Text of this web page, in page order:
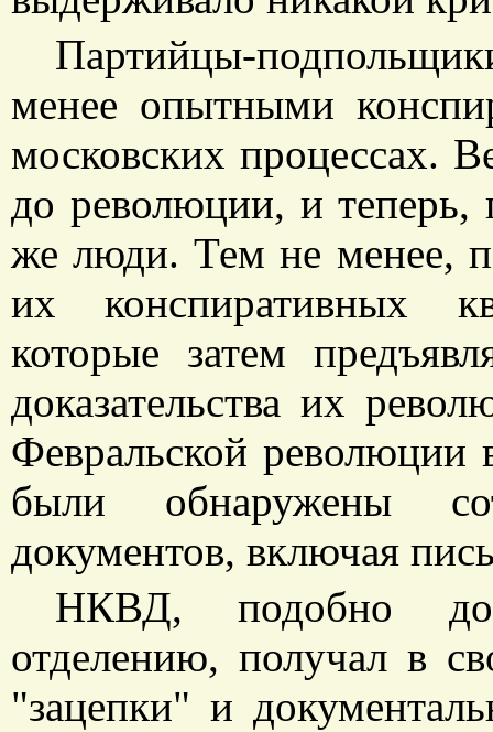
Партийцы-
менее опытными
московских процессах.
до революции, и теперь,
же люди. Тем не менее,
их конспиративных
которые затем
доказательства их
Февральской революции
были обнаружены
документов, включая
НКВД, подобно
отделению, получал в
"зацепки" и